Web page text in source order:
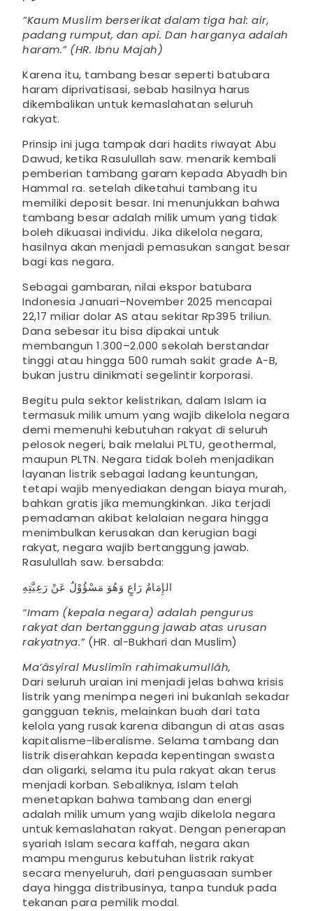
”Kaum Muslim berserikat dalam tiga hal: air,
padang rumput, dan api. Dan harganya adalah
haram.” (HR. Ibnu Majah)
Karena itu, tambang besar seperti batubara
haram diprivatisasi, sebab hasilnya harus
dikembalikan untuk kemaslahatan seluruh
rakyat.
Prinsip ini juga tampak dari hadits riwayat Abu
Dawud, ketika Rasulullah saw. menarik kembali
pemberian tambang garam kepada Abyadh bin
Hammal ra. setelah diketahui tambang itu
memiliki deposit besar. Ini menunjukkan bahwa
tambang besar adalah milik umum yang tidak
boleh dikuasai individu. Jika dikelola negara,
hasilnya akan menjadi pemasukan sangat besar
bagi kas negara.
Sebagai gambaran, nilai ekspor batubara
Indonesia Januari–November 2025 mencapai
22,17 miliar dolar AS atau sekitar Rp395 triliun.
Dana sebesar itu bisa dipakai untuk
membangun 1.300–2.000 sekolah berstandar
tinggi atau hingga 500 rumah sakit grade A-B,
bukan justru dinikmati segelintir korporasi.
Begitu pula sektor kelistrikan, dalam Islam ia
termasuk milik umum yang wajib dikelola negara
demi memenuhi kebutuhan rakyat di seluruh
pelosok negeri, baik melalui PLTU, geothermal,
maupun PLTN. Negara tidak boleh menjadikan
layanan listrik sebagai ladang keuntungan,
tetapi wajib menyediakan dengan biaya murah,
bahkan gratis jika memungkinkan. Jika terjadi
pemadaman akibat kelalaian negara hingga
menimbulkan kerusakan dan kerugian bagi
rakyat, negara wajib bertanggung jawab.
Rasulullah saw. bersabda:
الإِمَامُ رَاعٍ وَهُوَ مَسْؤُوْلٌ عَنْ رَعِيَّتِهِ
“Imam (kepala negara) adalah pengurus
rakyat dan bertanggung jawab atas urusan
rakyatnya.”(HR. al-Bukhari dan Muslim)
Ma’âsyiral Muslimîn rahimakumullâh,
Dari seluruh uraian ini menjadi jelas bahwa krisis
listrik yang menimpa negeri ini bukanlah sekadar
gangguan teknis, melainkan buah dari tata
kelola yang rusak karena dibangun di atas asas
kapitalisme-liberalisme. Selama tambang dan
listrik diserahkan kepada kepentingan swasta
dan oligarki, selama itu pula rakyat akan terus
menjadi korban. Sebaliknya, Islam telah
menetapkan bahwa tambang dan energi
adalah milik umum yang wajib dikelola negara
untuk kemaslahatan rakyat. Dengan penerapan
syariah Islam secara kaffah, negara akan
mampu mengurus kebutuhan listrik rakyat
secara menyeluruh, dari penguasaan sumber
daya hingga distribusinya, tanpa tunduk pada
tekanan para pemilik modal.